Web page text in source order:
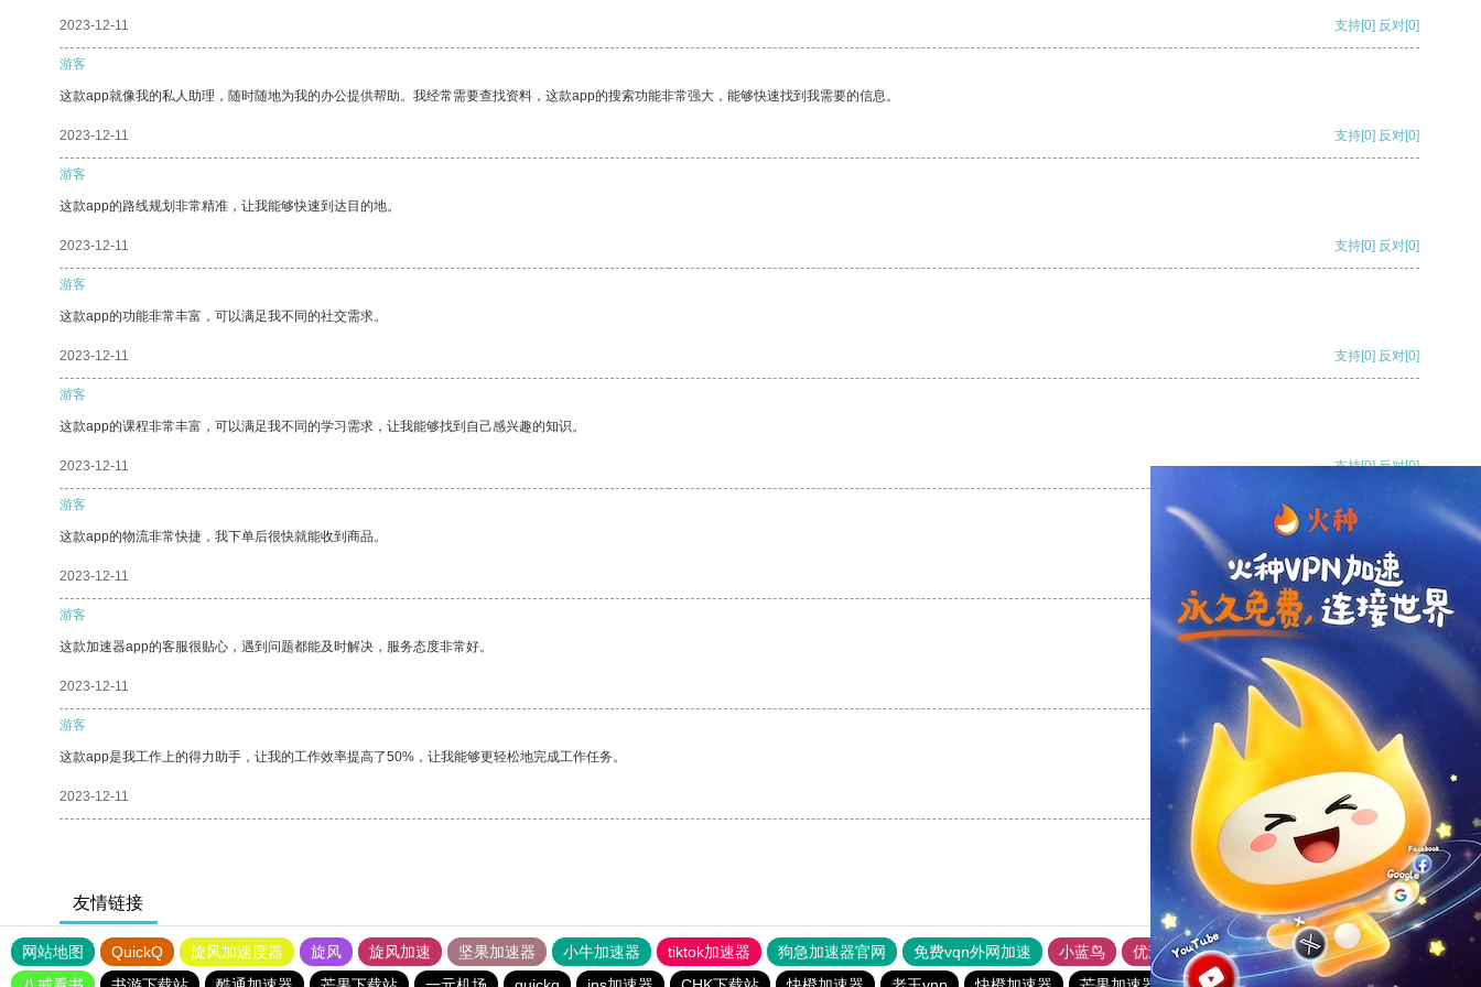
2023-12-11 支持[0] 反对[0]
游客
这款app就像我的私人助理，随时随地为我的办公提供帮助。我经常需要查找资料，这款app的搜索功能非常强大，能够快速找到我需要的信息。
2023-12-11 支持[0] 反对[0]
游客
这款app的路线规划非常精准，让我能够快速到达目的地。
2023-12-11 支持[0] 反对[0]
游客
这款app的功能非常丰富，可以满足我不同的社交需求。
2023-12-11 支持[0] 反对[0]
游客
这款app的课程非常丰富，可以满足我不同的学习需求，让我能够找到自己感兴趣的知识。
2023-12-11 支持[0] 反对[0]
游客
这款app的物流非常快捷，我下单后很快就能收到商品。
2023-12-11 支持[0] 反对
游客
这款加速器app的客服很贴心，遇到问题都能及时解决，服务态度非常好。
2023-12-11 支持
游客
这款app是我工作上的得力助手，让我的工作效率提高了50%，让我能够更轻松地完成工作任务。
2023-12-11 支持 反对 [0]
友情链接
网站地图 QuickQ 旋风加速度器 旋风 旋风加速 坚果加速器 小牛加速器 tiktok加速器 狗急加速器官网 免费vqn外网加速 小蓝鸟 优途加速器官网 风驰加速器
旋风加速器